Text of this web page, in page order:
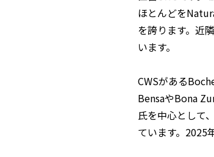
ほとんどを
を誇ります。近
います。
CWSがある
BensaやBona
氏を中心として
ています。2025